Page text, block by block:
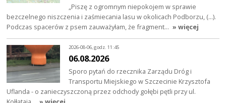
„Piszę z ogromnym niepokojem w sprawie
bezczelnego niszczenia i zaśmiecania lasu w okolicach Podborzu, (…).
Podczas spacerów z psem zauważyłam, że fragment… » więcej
2026-08-06, godz. 11:45
06.08.2026
Sporo pytań do rzecznika Zarządu Dróg i
Transportu Miejskiego w Szczecinie Krzysztofa
Uflanda - o zanieczyszczoną przez odchody gołębi pętli przy ul.